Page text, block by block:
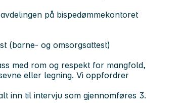
på bispedømmekontoret
(barne- og omsorgsattest)
med rom og respekt for mangfold,
eller legning. Vi oppfordrer
inn til intervju som gjennomføres 3.